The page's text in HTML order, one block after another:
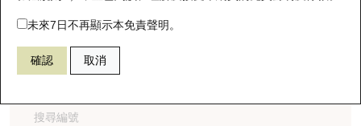
未來7日不再顯示本免責聲明。
確認 取消
下載 補充上市文件。
下載 核數師同意書。
搜尋編號
即將到期認股證
認股證到期結算價查詢
認股證分析儀
牛熊證街貨分佈圖
正股牛熊證列表
新發行瑞銀牛熊證
十天股證佔大市成交
資金流
街貨統計
恒指成份股
國指成份股
科指成份股
講座及教育短片
認股證投資者教育
牛熊證投資者教育